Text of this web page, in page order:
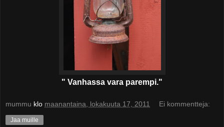
" Vanhassa vara parempi."
mummu klo maanantaina, lokakuuta 17, 2011 Ei kommentteja:
Jaa muille